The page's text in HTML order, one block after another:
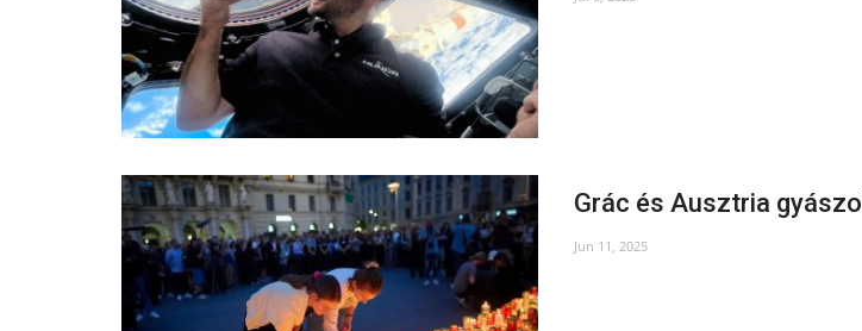
Grác és Ausztria gyászol
Jun 11, 2025
Képtár